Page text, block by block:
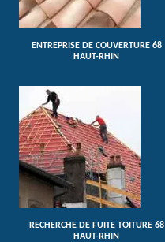
ENTREPRISE DE COUVERTURE 68
HAUT-RHIN
RECHERCHE DE FUITE TOITURE 68
HAUT-RHIN